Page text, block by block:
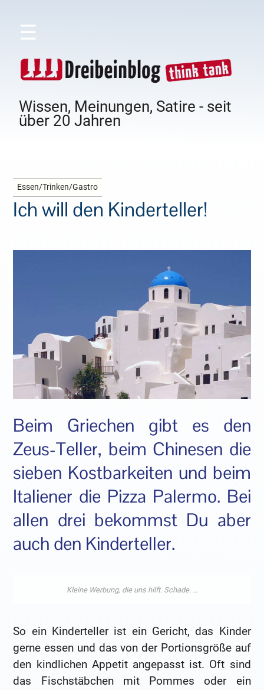
☰
Wissen, Meinungen, Satire - seit
über 20 Jahren
Essen/Trinken/Gastro
Ich will den Kinderteller!
Beim Griechen gibt es den
Zeus-Teller, beim Chinesen die
sieben Kostbarkeiten und beim
Italiener die Pizza Palermo. Bei
allen drei bekommst Du aber
auch den Kinderteller.
So ein Kinderteller ist ein Gericht, das Kinder
gerne essen und das von der Portionsgröße auf
den kindlichen Appetit angepasst ist. Oft sind
das Fischstäbchen mit Pommes oder ein